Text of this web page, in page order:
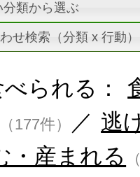
類から選ぶ
せ検索（分類 x 行動）
られる：
（177件） ／ 逃
・産まれる